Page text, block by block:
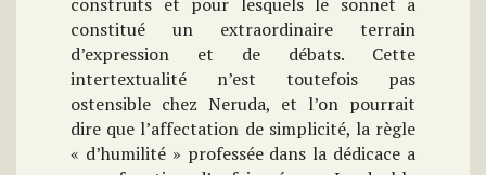
constitué un extraordinaire terrain
d’expression et de débats. Cette
intertextualité n’est toutefois pas
ostensible chez Neruda, et l’on pourrait
dire que l’affectation de simplicité, la règle
« d’humilité » professée dans la dédicace a